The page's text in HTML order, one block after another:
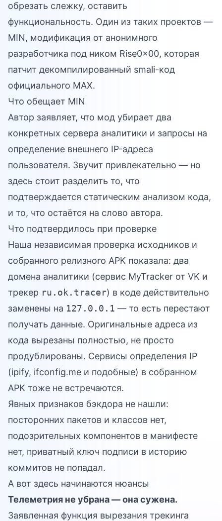
обрезать слежку, оставить
функциональность. Один из таких проектов —
MIN, модификация от анонимного
разработчика под ником Rise0x00, которая
патчит декомпилированный smali-код
официального MAX.
Что обещает MIN
Автор заявляет, что мод убирает два
конкретных сервера аналитики и запросы на
определение внешнего IP-адреса
пользователя. Звучит привлекательно — но
здесь стоит разделить то, что
подтверждается статическим анализом кода,
и то, что остаётся на слово автора.
Что подтвердилось при проверке
Наша независимая проверка исходников и
собранного релизного APK показала: два
домена аналитики (сервис MyTracker от VK и
трекер ru.ok.tracer) в коде действительно
заменены на 127.0.0.1 — то есть перестают
получать данные. Оригинальные адреса из
кода вырезаны полностью, не просто
продублированы. Сервисы определения IP
(ipify, ifconfig.me и подобные) в собранном
APK тоже не встречаются.
Явных признаков бэкдора не нашли:
посторонних пакетов и классов нет,
подозрительных компонентов в манифесте
нет, приватный ключ подписи в историю
коммитов не попадал.
А вот здесь начинаются нюансы
Телеметрия не убрана — она сужена.
Заявленная функция вырезания трекинга